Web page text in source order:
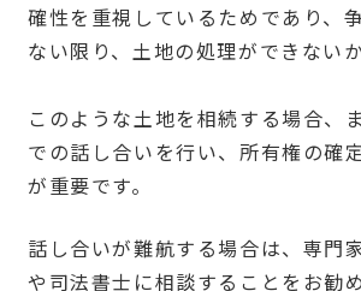
確性を重視しているためであり、
ない限り、土地の処理ができないか
このような土地を相続する場合、
での話し合いを行い、所有権の確
が重要です。
話し合いが難航する場合は、専門
や司法書士に相談することをお勧